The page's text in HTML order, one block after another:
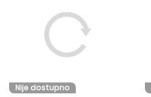
Nije dostupno